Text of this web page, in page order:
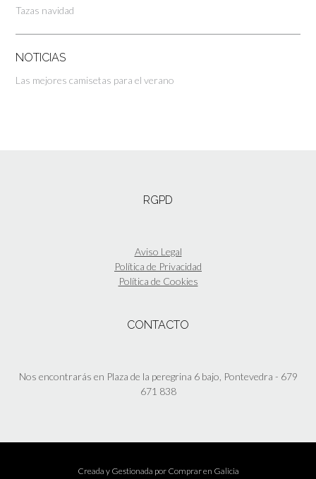
Tazas navidad
NOTICIAS
Las mejores camisetas para el verano
RGPD
Aviso Legal
Política de Privacidad
Política de Cookies
CONTACTO
Nos encontrarás en Plaza de la peregrina 6 bajo, Pontevedra - 679
671 838
Creada y Gestionada por Comprar en Galicia